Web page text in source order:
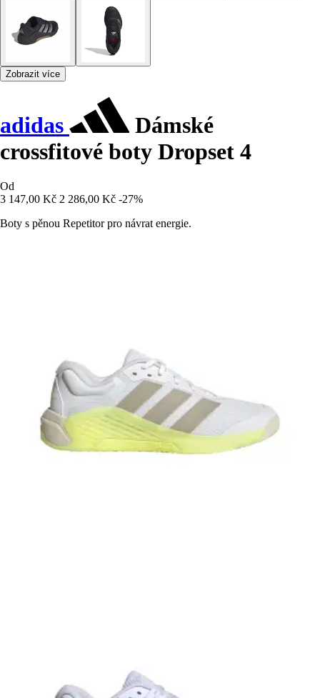
Zobrazit více
adidas
Dámské
crossfitové boty Dropset 4
Od
3 147,00 Kč 2 286,00 Kč -27%
Boty s pěnou Repetitor pro návrat energie.